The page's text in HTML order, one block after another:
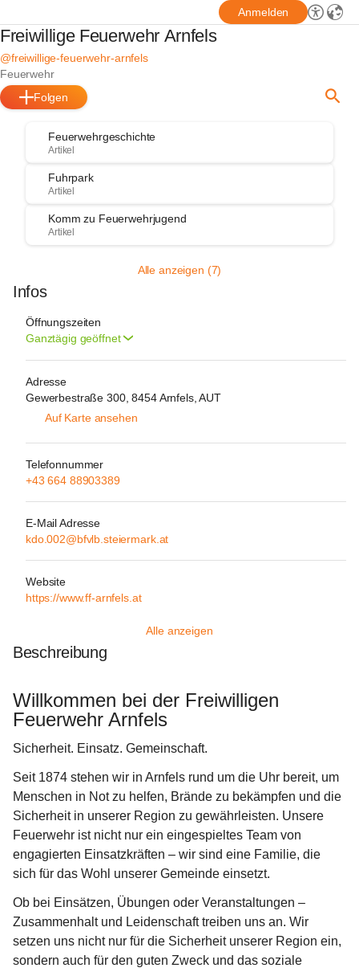
Anmelden
Freiwillige Feuerwehr Arnfels
@freiwillige-feuerwehr-arnfels
Feuerwehr
Folgen
Feuerwehrgeschichte
Artikel
Fuhrpark
Artikel
Komm zu Feuerwehrjugend
Artikel
Alle anzeigen (7)
Infos
Öffnungszeiten
Ganztägig geöffnet
Adresse
Gewerbestraße 300, 8454 Arnfels, AUT
Auf Karte ansehen
Telefonnummer
+43 664 88903389
E-Mail Adresse
kdo.002@bfvlb.steiermark.at
Website
https://www.ff-arnfels.at
Alle anzeigen
Beschreibung
Willkommen bei der Freiwilligen
Feuerwehr Arnfels
Sicherheit. Einsatz. Gemeinschaft.
Seit 1874 stehen wir in Arnfels rund um die Uhr bereit, um
Menschen in Not zu helfen, Brände zu bekämpfen und die
Sicherheit in unserer Region zu gewährleisten. Unsere
Feuerwehr ist nicht nur ein eingespieltes Team von
engagierten Einsatzkräften – wir sind eine Familie, die
sich für das Wohl unserer Gemeinde einsetzt.
Ob bei Einsätzen, Übungen oder Veranstaltungen –
Zusammenhalt und Leidenschaft treiben uns an. Wir
setzen uns nicht nur für die Sicherheit unserer Region ein,
sondern auch für den guten Zweck und das soziale